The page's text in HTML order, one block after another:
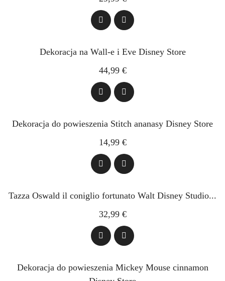
Dekoracja na Wall-e i Eve Disney Store
44,99 €
Dekoracja do powieszenia Stitch ananasy Disney Store
14,99 €
Tazza Oswald il coniglio fortunato Walt Disney Studio...
32,99 €
Dekoracja do powieszenia Mickey Mouse cinnamon